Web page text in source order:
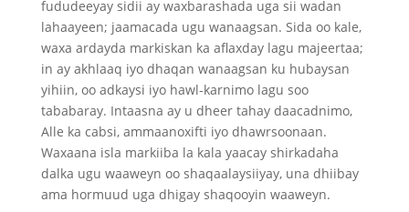
fududeeyay sidii ay waxbarashada uga sii wadan
lahaayeen; jaamacada ugu wanaagsan. Sida oo kale,
waxa ardayda markiskan ka aflaxday lagu majeertaa;
in ay akhlaaq iyo dhaqan wanaagsan ku hubaysan
yihiin, oo adkaysi iyo hawl-karnimo lagu soo
tababaray. Intaasna ay u dheer tahay daacadnimo,
Alle ka cabsi, ammaanoxifti iyo dhawrsoonaan.
Waxaana isla markiiba la kala yaacay shirkadaha
dalka ugu waaweyn oo shaqaalaysiiyay, una dhiibay
ama hormuud uga dhigay shaqooyin waaweyn.